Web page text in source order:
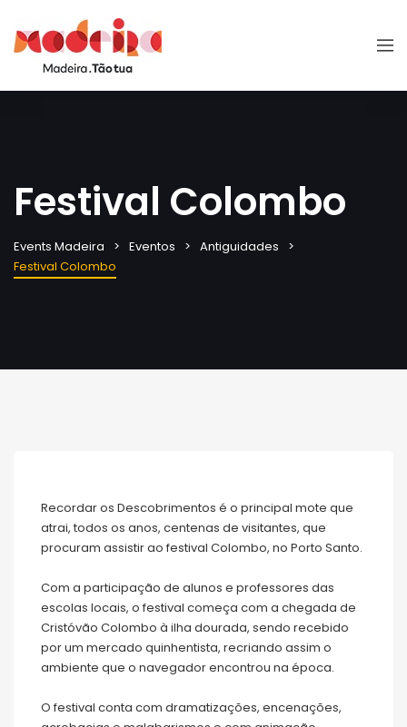
Festival Colombo
Events Madeira Eventos
Antiguidades
Festival Colombo
Recordar os Descobrimentos é o principal mote que
atrai, todos os anos, centenas de visitantes, que
procuram assistir ao festival Colombo, no Porto Santo.
Com a participação de alunos e professores das
escolas locais, o festival começa com a chegada de
Cristóvão Colombo à ilha dourada, sendo recebido
por um mercado quinhentista, recriando assim o
ambiente que o navegador encontrou na época.
O festival conta com dramatizações, encenações,